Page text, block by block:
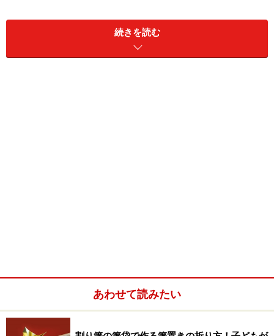
ごく影響するのが、ダウンロードの進行状況を表示する
インジケーターです。画面に出ますよね。「○％」とか
「残り時間5分」とか。あれがないと、いつまで待って
いいのかわからずに不安になります。ついつい強制終了
続きを読む
あわせて読みたい